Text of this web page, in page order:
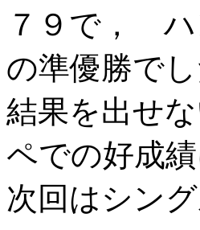
７９で，
の準優勝で
結果を出せ
ペでの好成
次回はシン